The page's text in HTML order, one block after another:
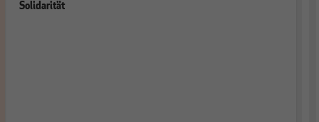
Solidarität